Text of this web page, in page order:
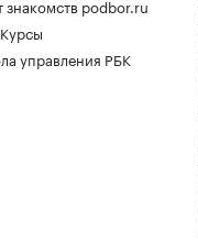
знакомств podbor.ru
управления РБК